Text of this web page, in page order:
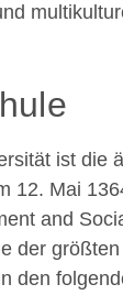
ist die
12. Mai
and
der
den